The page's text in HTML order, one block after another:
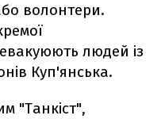
волонтери.
людей із
Куп'янська.
"Танкіст",